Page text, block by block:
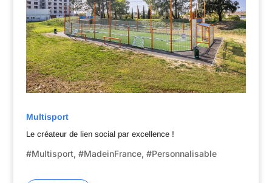
Multisport
Le créateur de lien social par excellence !
#Multisport, #MadeinFrance, #Personnalisable